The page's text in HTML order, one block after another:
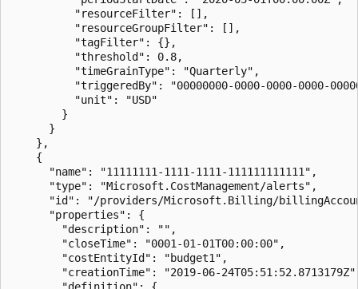
          "resourceFilter": [],
          "resourceGroupFilter": [],
          "tagFilter": {},
          "threshold": 0.8,
          "timeGrainType": "Quarterly",
"triggeredBy": "00000000-0000-0000-0000-
          "unit": "USD"
        }
      }
    },
    {
      "name": "11111111-1111-1111-111111111111",
      "type": "Microsoft.CostManagement/alerts",
"id": "/providers/Microsoft.Billing/
      "properties": {
        "description": "",
        "closeTime": "0001-01-01T00:00:00",
        "costEntityId": "budget1",
"creationTime": "2019-06-
        "definition": {